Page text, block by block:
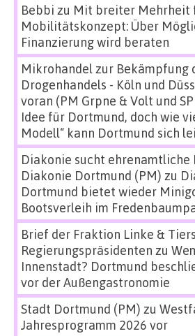
Bebbi zu Mit breiter Mehrheit
Mobilitätskonzept: Über
Finanzierung wird beraten
Mikrohandel zur Bekämpfung
Drogenhandels - Köln und
voran (PM Grpne & Volt und
Idee für Dortmund, doch wie
Modell“ kann Dortmund sich
Diakonie sucht
Diakonie Dortmund (PM) zu
Dortmund bietet wieder
Bootsverleih im
Brief der Fraktion Linke &
Regierungspräsidenten zu
Innenstadt? Dortmund
vor der Außengastronomie
Stadt Dortmund (PM) zu
Jahresprogramm 2026 vor